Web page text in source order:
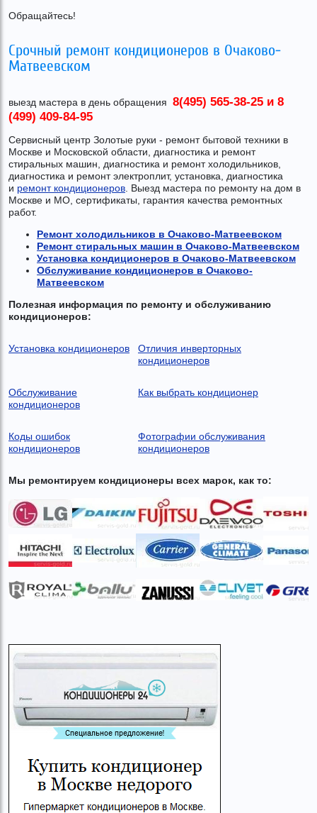
Обращайтесь!
Срочный ремонт кондиционеров в Очаково-
Матвеевском
выезд мастера в день обращения 8(495) 565-38-25 и 8
(499) 409-84-95
Сервисный центр Золотые руки - ремонт бытовой техники в
Москве и Московской области, диагностика и ремонт
стиральных машин, диагностика и ремонт холодильников,
диагностика и ремонт электроплит, установка, диагностика
и ремонт кондиционеров. Выезд мастера по ремонту на дом в
Москве и МО, сертификаты, гарантия качества ремонтных
работ.
Ремонт холодильников в Очаково-Матвеевском
Ремонт стиральных машин в Очаково-Матвеевском
Установка кондиционеров в Очаково-Матвеевском
Обслуживание кондиционеров в Очаково-
Матвеевском
Полезная информация по ремонту и обслуживанию
кондиционеров:
Установка кондиционеров
Отличия инверторных
кондиционеров
Обслуживание
кондиционеров
Как выбрать кондиционер
Коды ошибок
кондиционеров
Фотографии обслуживания
кондиционеров
Мы ремонтируем кондиционеры всех марок, как то: